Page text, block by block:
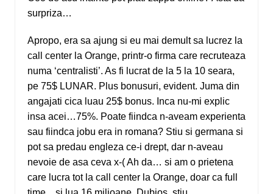
surpriza…
Apropo, era sa ajung si eu mai demult sa lucrez la
call center la Orange, printr-o firma care recruteaza
numa ‘centralisti’. As fi lucrat de la 5 la 10 seara,
pe 75$ LUNAR. Plus bonusuri, evident. Juma din
angajati cica luau 25$ bonus. Inca nu-mi explic
insa acei…75%. Poate fiindca n-aveam experienta
sau fiindca jobu era in romana? Stiu si germana si
pot sa predau engleza ce-i drept, dar n-aveau
nevoie de asa ceva x-( Ah da… si am o prietena
care lucra tot la call center la Orange, doar ca full